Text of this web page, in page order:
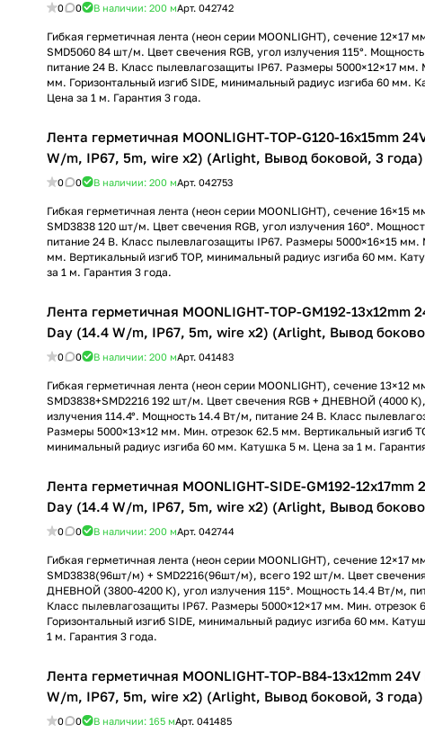
0 0 В наличии: 200 мАрт. 042742
Гибкая герметичная лента (неон серии MOONLIGHT), сечение 12×17
SMD5060 84 шт/м. Цвет свечения RGB, угол излучения 115°.
питание 24 В. Класс пылевлагозащиты IP67. Размеры 5000×12×17 мм.
мм. Горизонтальный изгиб SIDE, минимальный радиус изгиба 60 мм.
Цена за 1 м. Гарантия 3 года.
Лента герметичная MOONLIGHT-TOP-G120-16x15mm
W/m, IP67, 5m, wire x2) (Arlight, Вывод боковой, 3 года)
0 0 В наличии: 200 мАрт. 042753
Гибкая герметичная лента (неон серии MOONLIGHT), сечение 16×15
SMD3838 120 шт/м. Цвет свечения RGB, угол излучения 160°.
питание 24 В. Класс пылевлагозащиты IP67. Размеры 5000×16×15 мм.
мм. Вертикальный изгиб TOP, минимальный радиус изгиба 60 мм.
за 1 м. Гарантия 3 года.
Лента герметичная MOONLIGHT-TOP-GM192-13x12mm
Day (14.4 W/m, IP67, 5m, wire x2) (Arlight, Вывод
0 0 В наличии: 200 мАрт. 041483
Гибкая герметичная лента (неон серии MOONLIGHT), сечение 13×12
SMD3838+SMD2216 192 шт/м. Цвет свечения RGB + ДНЕВНОЙ (4000
излучения 114.4°. Мощность 14.4 Вт/м, питание 24 В. Класс
Размеры 5000×13×12 мм. Мин. отрезок 62.5 мм. Вертикальный изгиб
минимальный радиус изгиба 60 мм. Катушка 5 м. Цена за 1 м.
Лента герметичная MOONLIGHT-SIDE-GM192-12x17mm
Day (14.4 W/m, IP67, 5m, wire x2) (Arlight, Вывод
0 0 В наличии: 200 мАрт. 042744
Гибкая герметичная лента (неон серии MOONLIGHT), сечение 12×17
SMD3838(96шт/м) + SMD2216(96шт/м), всего 192 шт/м. Цвет свечения
ДНЕВНОЙ (3800-4200 К), угол излучения 115°. Мощность 14.4 Вт/м,
Класс пылевлагозащиты IP67. Размеры 5000×12×17 мм. Мин. отрезок
Горизонтальный изгиб SIDE, минимальный радиус изгиба 60 мм.
1 м. Гарантия 3 года.
Лента герметичная MOONLIGHT-TOP-B84-13x12mm 24V
W/m, IP67, 5m, wire x2) (Arlight, Вывод боковой, 3 года)
0 0 В наличии: 165 мАрт. 041485